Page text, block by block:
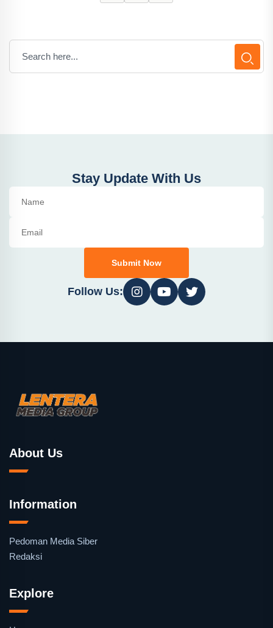
Stay Update With Us
Submit Now
Follow Us:
About Us
Information
Pedoman Media Siber
Redaksi
Explore